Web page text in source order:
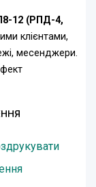
12 (РПД-4,
клієнтами,
месенджери.